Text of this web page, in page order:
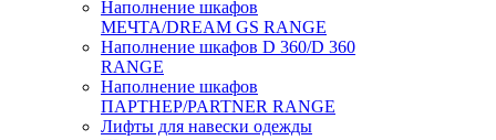
Наполнение шкафов
МЕЧТА/DREAM GS RANGE
Наполнение шкафов D 360/D 360
RANGE
Наполнение шкафов
ПАРТНЕР/PARTNER RANGE
Лифты для навески одежды